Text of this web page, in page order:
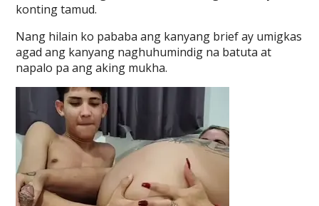
konting tamud.
Nang hilain ko pababa ang kanyang brief ay umigkas
agad ang kanyang naghuhumindig na batuta at
napalo pa ang aking mukha.